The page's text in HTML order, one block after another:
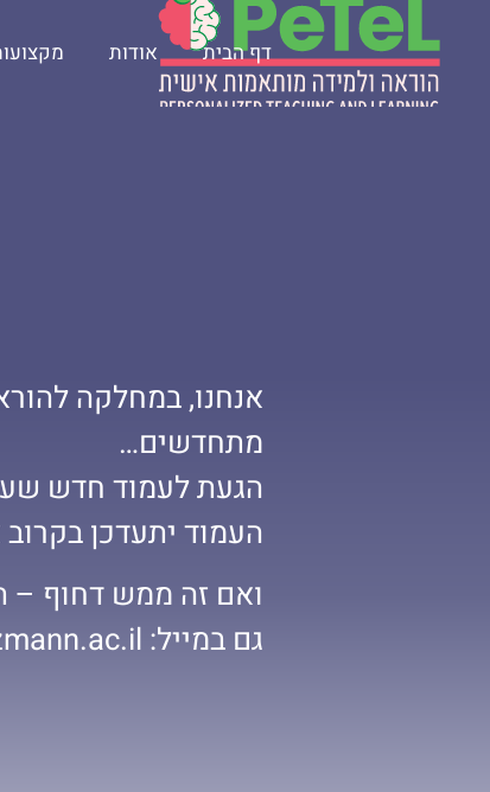
דף הבית אודות
אנחנו, במחלקה
מתחדשים…
הגעת לעמוד חדש
העמוד יתעדכן
ואם זה ממש דחוף –
גם במייל: petel@weizmann.ac.il